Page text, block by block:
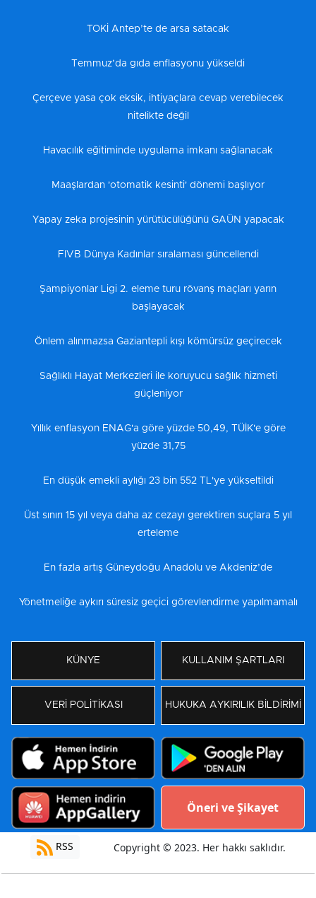
TOKİ Antep’te de arsa satacak
Temmuz’da gıda enflasyonu yükseldi
Çerçeve yasa çok eksik, ihtiyaçlara cevap verebilecek
nitelikte değil
Havacılık eğitiminde uygulama imkanı sağlanacak
Maaşlardan 'otomatik kesinti' dönemi başlıyor
Yapay zeka projesinin yürütücülüğünü GAÜN yapacak
FIVB Dünya Kadınlar sıralaması güncellendi
Şampiyonlar Ligi 2. eleme turu rövanş maçları yarın
başlayacak
Önlem alınmazsa Gaziantepli kışı kömürsüz geçirecek
Sağlıklı Hayat Merkezleri ile koruyucu sağlık hizmeti
güçleniyor
Yıllık enflasyon ENAG'a göre yüzde 50,49, TÜİK'e göre
yüzde 31,75
En düşük emekli aylığı 23 bin 552 TL'ye yükseltildi
Üst sınırı 15 yıl veya daha az cezayı gerektiren suçlara 5 yıl
erteleme
En fazla artış Güneydoğu Anadolu ve Akdeniz’de
Yönetmeliğe aykırı süresiz geçici görevlendirme yapılmamalı
KÜNYE KULLANIM ŞARTLARI
VERİ POLİTİKASI HUKUKA AYKIRILIK BİLDİRİMİ
Öneri ve Şikayet
RSS Copyright © 2023. Her hakkı saklıdır.